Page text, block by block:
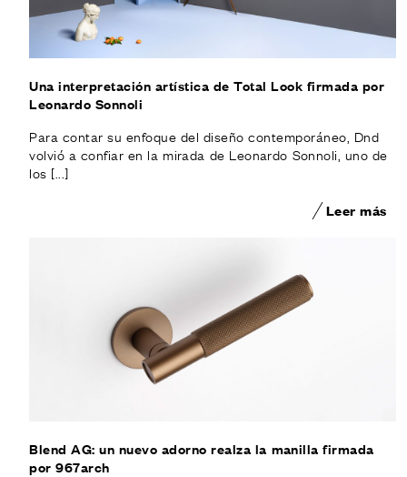
Una interpretación artística de Total Look firmada por
Leonardo Sonnoli
Para contar su enfoque del diseño contemporáneo, Dnd
volvió a confiar en la mirada de Leonardo Sonnoli, uno de
los [...]
Leer más
Blend AG: un nuevo adorno realza la manilla firmada
por 967arch